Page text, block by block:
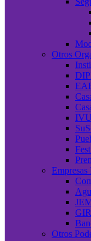
Otros
Empresas
Otros